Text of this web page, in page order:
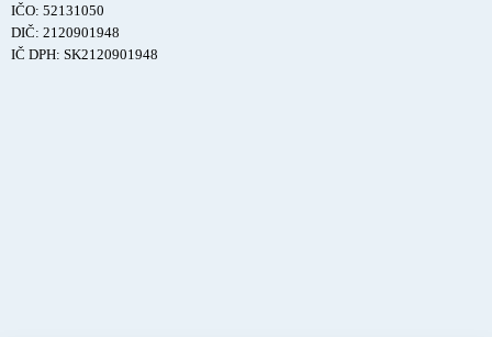
IČO: 52131050
DIČ: 2120901948
IČ DPH: SK2120901948